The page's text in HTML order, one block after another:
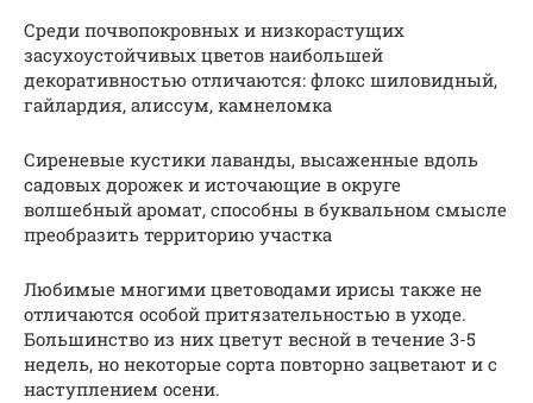
Среди почвопокровных и низкорастущих
засухоустойчивых цветов наибольшей
декоративностью отличаются: флокс шиловидный,
гайлардия, алиссум, камнеломка
Сиреневые кустики лаванды, высаженные вдоль
садовых дорожек и источающие в округе
волшебный аромат, способны в буквальном смысле
преобразить территорию участка
Любимые многими цветоводами ирисы также не
отличаются особой притязательностью в уходе.
Большинство из них цветут весной в течение 3-5
недель, но некоторые сорта повторно зацветают и с
наступлением осени.